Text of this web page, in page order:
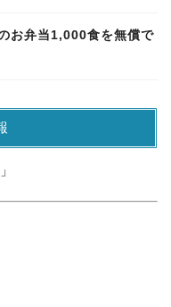
お弁当1,000食を無償で